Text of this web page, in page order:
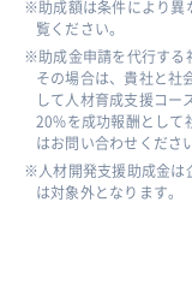
助成額は条件により異
覧ください。
助成金申請を代行する
その場合は、貴社と社
して人材育成支援コ
20%を成功報酬として
はお問い合わせくださ
人材開発支援助成金
は対象外となります。